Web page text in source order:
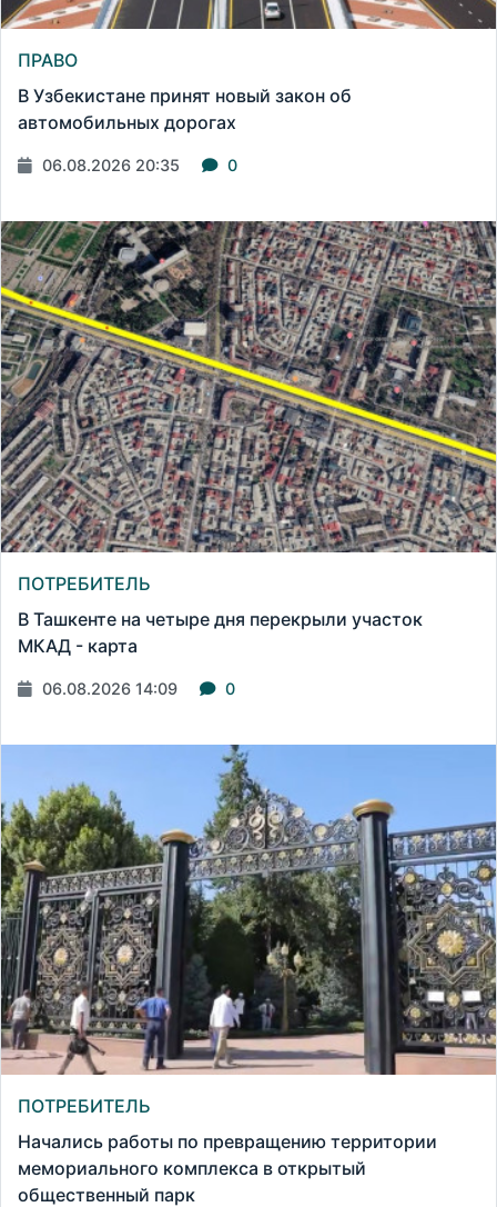
ПРАВО
В Узбекистане принят новый закон об
автомобильных дорогах
06.08.2026 20:35 0
ПОТРЕБИТЕЛЬ
В Ташкенте на четыре дня перекрыли участок
МКАД - карта
06.08.2026 14:09 0
ПОТРЕБИТЕЛЬ
Начались работы по превращению территории
мемориального комплекса в открытый
общественный парк